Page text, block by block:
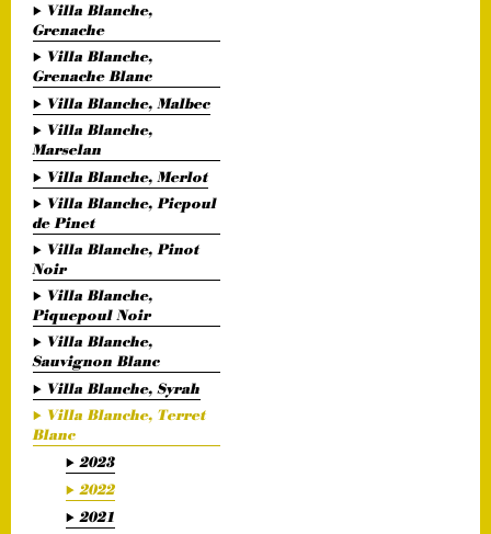
Villa Blanche,
Grenache
Villa Blanche,
Grenache Blanc
Villa Blanche, Malbec
Villa Blanche,
Marselan
Villa Blanche, Merlot
Villa Blanche, Picpoul
de Pinet
Villa Blanche, Pinot
Noir
Villa Blanche,
Piquepoul Noir
Villa Blanche,
Sauvignon Blanc
Villa Blanche, Syrah
Villa Blanche, Terret
Blanc
2023
2022
2021